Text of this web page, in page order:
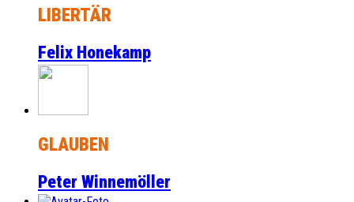
LIBERTÄR
Felix Honekamp
GLAUBEN
Peter Winnemöller